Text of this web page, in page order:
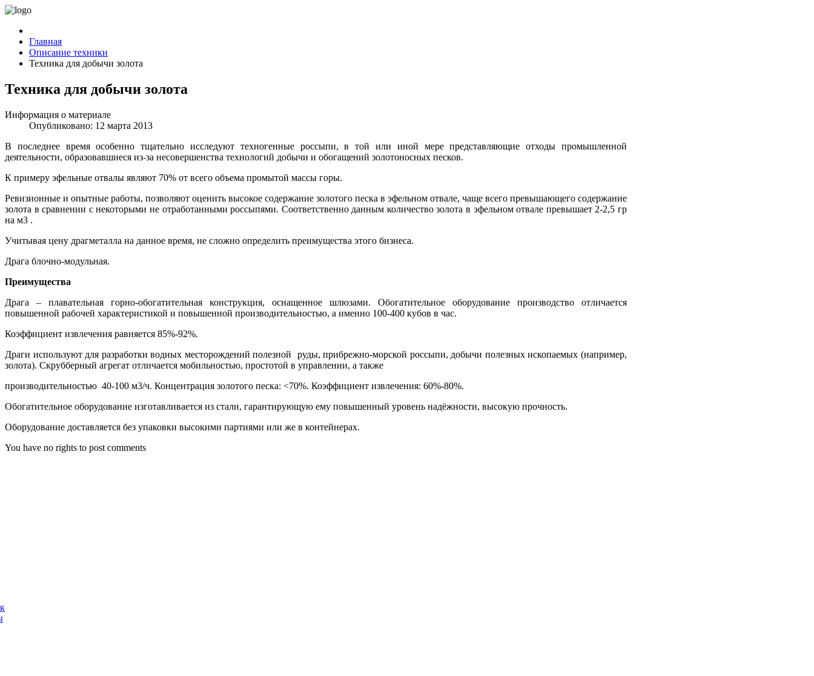
Главная
Описание техники
Техника для добычи золота
Техника для добычи золота
Информация о материале
Опубликовано: 12 марта 2013
В последнее время особенно тщательно исследуют техногенные россыпи, в той или иной мере представляющие отходы промышленной
деятельности, образовавшиеся из-за несовершенства технологий добычи и обогащений золотоносных песков.
К примеру эфельные отвалы являют 70% от всего объема промытой массы горы.
Ревизионные и опытные работы, позволяют оценить высокое содержание золотого песка в эфельном отвале, чаще всего превышающего содержание
золота в сравнении с некоторыми не отработанными россыпями. Соответственно данным количество золота в эфельном отвале превышает 2-2,5 гр
на м3 .
Учитывая цену драгметалла на данное время, не сложно определить преимущества этого бизнеса.
Драга блочно-модульная.
Преимущества
Драга – плавательная горно-обогатительная конструкция, оснащенное шлюзами. Обогатительное оборудование производство отличается
повышенной рабочей характеристикой и повышенной производительностью, а именно 100-400 кубов в час.
Коэффициент извлечения равняется 85%-92%.
Драги используют для разработки водных месторождений полезной руды, прибрежно-морской россыпи, добычи полезных ископаемых (например,
золота). Скрубберный агрегат отличается мобильностью, простотой в управлении, а также
производительностью 40-100 м3/ч. Концентрация золотого песка: <70%. Коэффициент извлечения: 60%-80%.
Обогатительное оборудование изготавливается из стали, гарантирующую ему повышенный уровень надёжности, высокую прочность.
Оборудование доставляется без упаковки высокими партиями или же в контейнерах.
You have no rights to post comments